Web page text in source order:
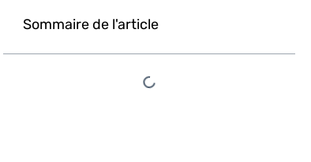
Sommaire de l'article